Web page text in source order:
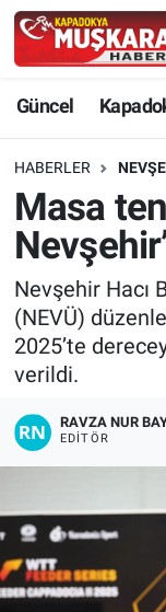
Güncel
HABERLER
Masa
Nevşehir Hacı
(NEVÜ)
2025’te
verildi.
RAVZA NUR
EDITÖR
Güncel
SEÇİM
Muşkara
Ekonomi
Kapadokya
Turizm
Yaşam
VEFATLAR
Nevşehir
Nevşehir
Süper Lig
Tüm
Son Dakika
Haber Arşivi